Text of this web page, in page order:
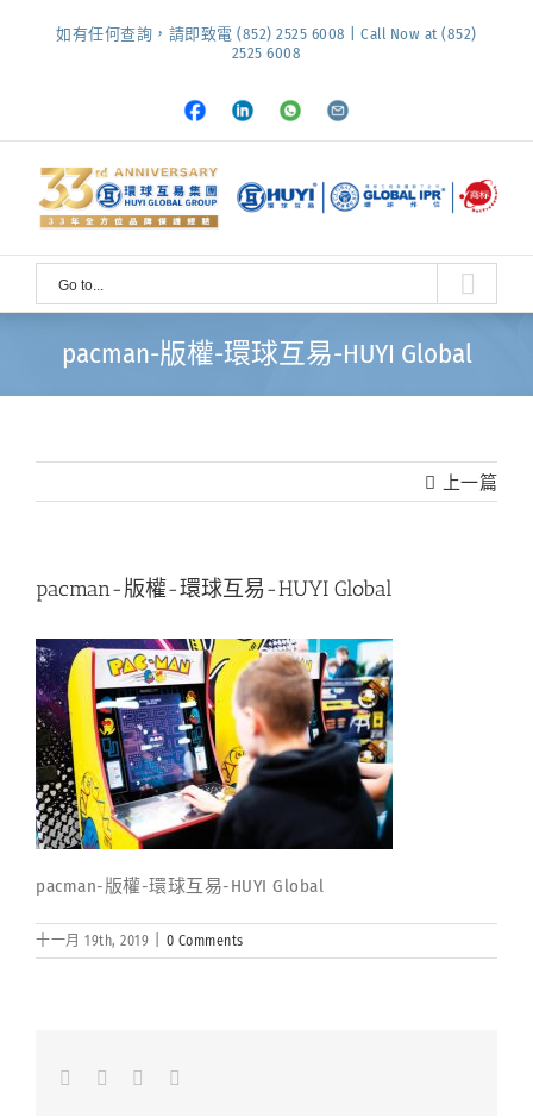
如有任何查詢，請即致電 (852) 2525 6008 | Call Now at (852)
2525 6008
Facebook
LinkedInWhatsapp
Email
Go to...
pacman-版權-環球互易-HUYI Global
上一篇
pacman-版權-環球互易-HUYI Global
pacman-版權-環球互易-HUYI Global
十一月 19th, 2019 0 Comments
FacebookLinkedInWhatsapp